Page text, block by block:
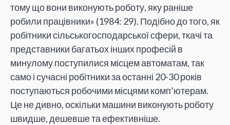
тому що вони виконують роботу, яку раніше
робили працівники» (1984: 29). Подібно до того, як
робітники сільськогосподарської сфери, ткачі та
представники багатьох інших професій в
минулому поступилися місцем автоматам, так
само і сучасні робітники за останні 20-30 років
поступаються робочими місцями комп’ютерам.
Це не дивно, оскільки машини виконують роботу
швидше, дешевше та ефективніше.